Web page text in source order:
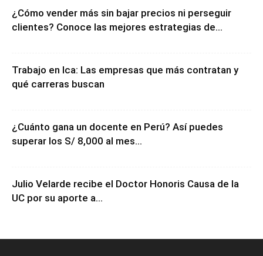
¿Cómo vender más sin bajar precios ni perseguir
clientes? Conoce las mejores estrategias de...
Trabajo en Ica: Las empresas que más contratan y
qué carreras buscan
¿Cuánto gana un docente en Perú? Así puedes
superar los S/ 8,000 al mes...
Julio Velarde recibe el Doctor Honoris Causa de la
UC por su aporte a...